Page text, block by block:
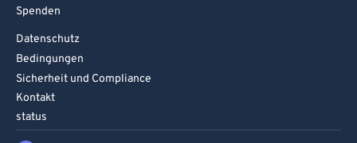
Spenden
Datenschutz
Bedingungen
Sicherheit und Compliance
Kontakt
status